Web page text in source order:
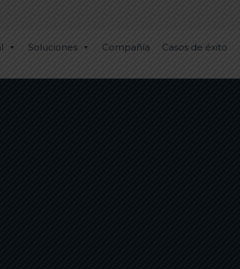
Soluciones Compañía Casos de éxito